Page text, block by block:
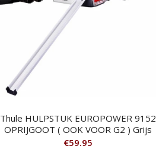
Thule HULPSTUK EUROPOWER 9152
OPRIJGOOT ( OOK VOOR G2 ) Grijs
€59.95